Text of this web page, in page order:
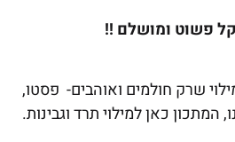
קל פשוט ומושלם !!
שרק חולמים ואוהבים- פסטו,
כאן למילוי תרד וגבינות.